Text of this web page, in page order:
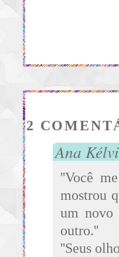
2
Ana
''Você
mostrou
um novo
outro.''
''Seus